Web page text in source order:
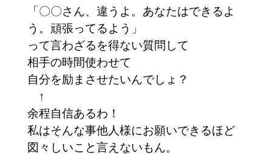
「〇〇さん、違うよ。あなたはできるよ
う。頑張ってるよう」
って言わざるを得ない質問して
相手の時間使わせて
自分を励まさせたいんでしょ？
↑
余程自信あるわ！
私はそんな事他人様にお願いできるほど
図々しいこと言えないもん。